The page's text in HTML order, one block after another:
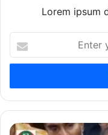
Lorem ipsum
your
Email